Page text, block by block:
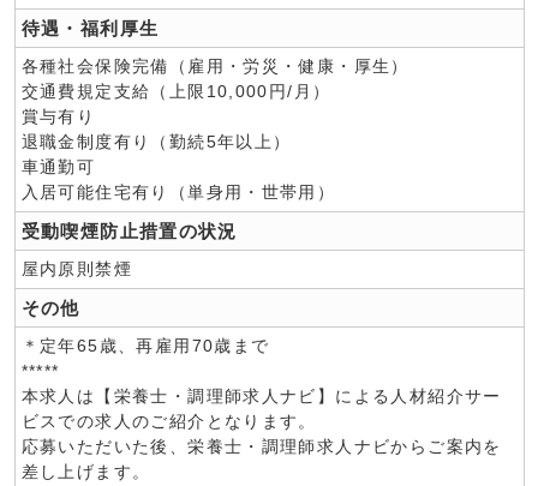
待遇・福利厚生
各種社会保険完備（雇用・労災・健康・厚生）
交通費規定支給（上限10,000円/月）
賞与有り
退職金制度有り（勤続5年以上）
車通勤可
入居可能住宅有り（単身用・世帯用）
受動喫煙防止措置の状況
屋内原則禁煙
その他
＊定年65歳、再雇用70歳まで
*****
本求人は【栄養士・調理師求人ナビ】による人材紹介サー
ビスでの求人のご紹介となります。
応募いただいた後、栄養士・調理師求人ナビからご案内を
差し上げます。